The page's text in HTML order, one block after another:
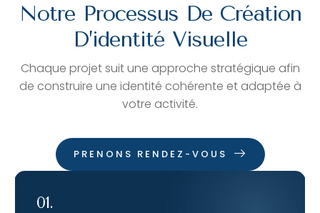
01.
Notre Processus De Création
D’identité Visuelle
Chaque projet suit une approche stratégique afin
de construire une identité cohérente et adaptée à
votre activité.
PRENONS RENDEZ-VOUS